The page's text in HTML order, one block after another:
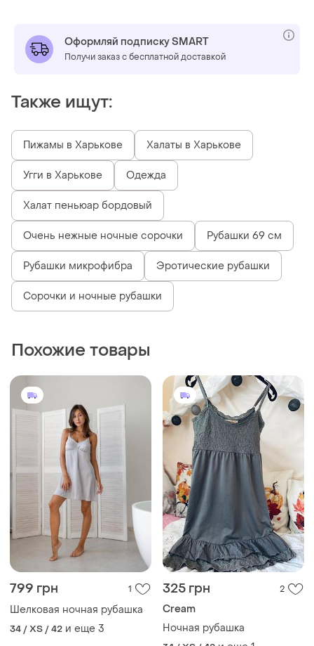
Оформляй подписку SMART
Получи заказ с бесплатной доставкой
Также ищут:
Пижамы в Харькове Халаты в Харькове
Угги в Харькове Одежда
Халат пеньюар бордовый
Очень нежные ночные сорочки Рубашки 69 см
Рубашки микрофибра Эротические рубашки
Сорочки и ночные рубашки
Похожие товары
799 грн 1
Шелковая ночная рубашка
34 / XS / 42 и еще 3
325 грн 2
Cream
Ночная рубашка